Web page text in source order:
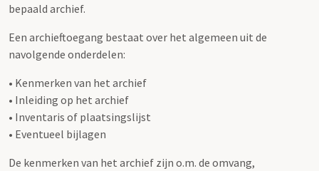
bepaald archief.
Een archieftoegang bestaat over het algemeen uit de
navolgende onderdelen:
• Kenmerken van het archief
• Inleiding op het archief
• Inventaris of plaatsingslijst
• Eventueel bijlagen
De kenmerken van het archief zijn o.m. de omvang,